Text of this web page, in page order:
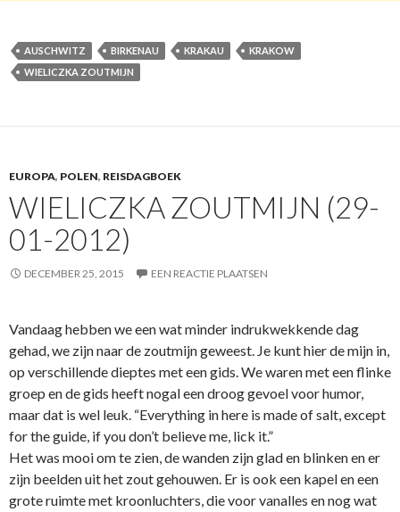
AUSCHWITZ BIRKENAU KRAKAU
KRAKOW
WIELICZKA ZOUTMIJN
EUROPA, POLEN, REISDAGBOEK
WIELICZKA ZOUTMIJN (29-
01-2012)
DECEMBER 25, 2015 EEN REACTIE PLAATSEN
Vandaag hebben we een wat minder indrukwekkende dag
gehad, we zijn naar de zoutmijn geweest. Je kunt hier de mijn in,
op verschillende dieptes met een gids. We waren met een flinke
groep en de gids heeft nogal een droog gevoel voor humor,
maar dat is wel leuk. “Everything in here is made of salt, except
for the guide, if you don’t believe me, lick it.”
Het was mooi om te zien, de wanden zijn glad en blinken en er
zijn beelden uit het zout gehouwen. Er is ook een kapel en een
grote ruimte met kroonluchters, die voor vanalles en nog wat